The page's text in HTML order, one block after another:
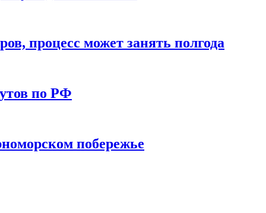
процесс может занять полгода
по РФ
побережье